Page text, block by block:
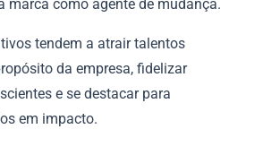
marca como agente de mudança.
tendem a atrair talentos
da empresa, fidelizar
e se destacar para
em impacto.